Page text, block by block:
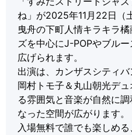
ね」が2025年11月22日（
曳舟の下町人情キラキラ
ズを中心にJ-POPやブル
広げられます。
出演は、カンザスシティバ
岡村トモ子＆丸山朝光デ
る雰囲気と音楽が自然に
なった空間が広がります。
入場無料で誰でも楽しめ